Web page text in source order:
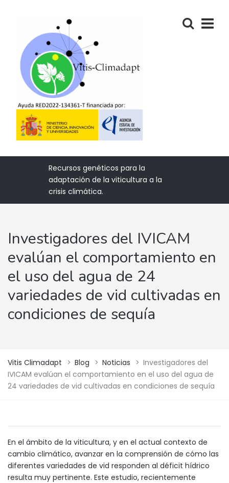
Recursos genéticos para la
adaptación de la viticultura a la
crisis climática.
Investigadores del IVICAM
evalúan el comportamiento en
el uso del agua de 24
variedades de vid cultivadas en
condiciones de sequía
Vitis Climadapt > Blog > Noticias > Investigadores del
IVICAM evalúan el comportamiento en el uso del agua de
24 variedades de vid cultivadas en condiciones de sequía
En el ámbito de la viticultura, y en el actual contexto de
cambio climático, avanzar en la comprensión de cómo las
diferentes variedades de vid responden al déficit hídrico
resulta muy pertinente. Este estudio, recientemente